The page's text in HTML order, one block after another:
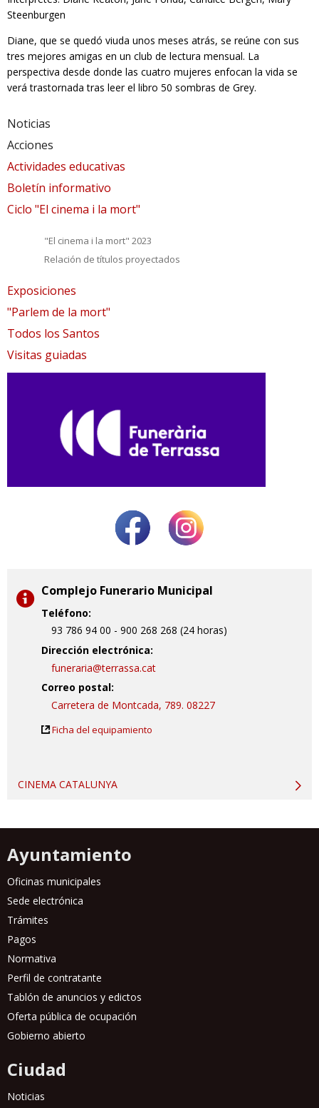
Steenburgen
Diane, que se quedó viuda unos meses atrás, se reúne con sus
tres mejores amigas en un club de lectura mensual. La
perspectiva desde donde las cuatro mujeres enfocan la vida se
verá trastornada tras leer el libro 50 sombras de Grey.
Noticias
Acciones
Actividades educativas
Boletín informativo
Ciclo "El cinema i la mort"
"El cinema i la mort" 2023
Relación de títulos proyectados
Exposiciones
"Parlem de la mort"
Todos los Santos
Visitas guiadas
Complejo Funerario Municipal
Teléfono:
93 786 94 00 - 900 268 268 (24 horas)
Dirección electrónica:
funeraria@terrassa.cat
Correo postal:
Carretera de Montcada, 789. 08227
Ficha del equipamiento
CINEMA CATALUNYA
Ayuntamiento
Oficinas municipales
Sede electrónica
Trámites
Pagos
Normativa
Perfil de contratante
Tablón de anuncios y edictos
Oferta pública de ocupación
Gobierno abierto
Ciudad
Noticias